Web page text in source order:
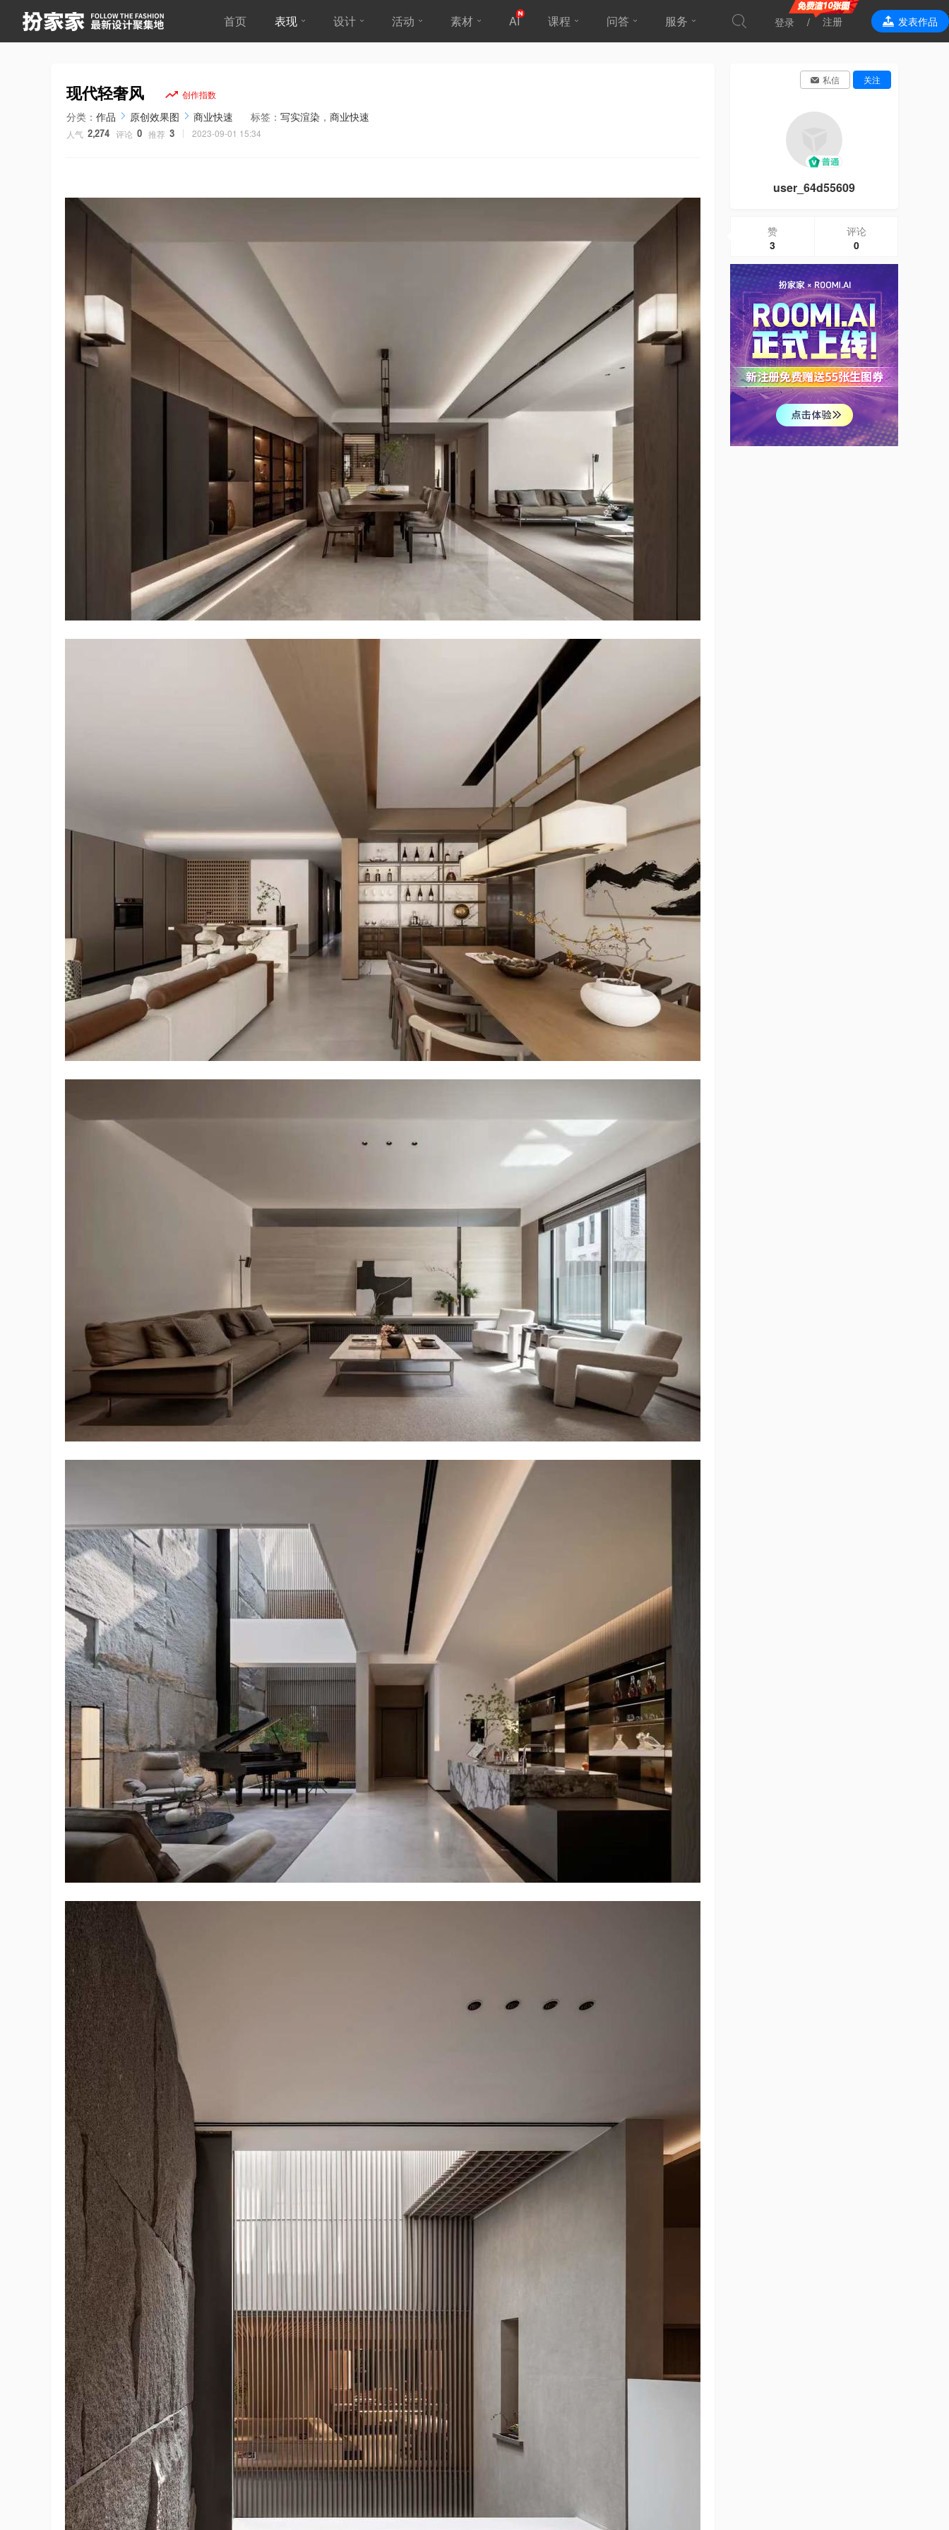
首页 表现 设计 活动 素材 AI 课程 问答 服务
效果表现
登录 注册 发表作品
现代轻奢风
分类： 作品 原创效果图 商业快速 标签： 写实渲染 ， 商业快速
人气 2,274 评论 0 推荐 3 2023-09-01 15:34
私信 关注
user_64d55609
赞
3
评论
0